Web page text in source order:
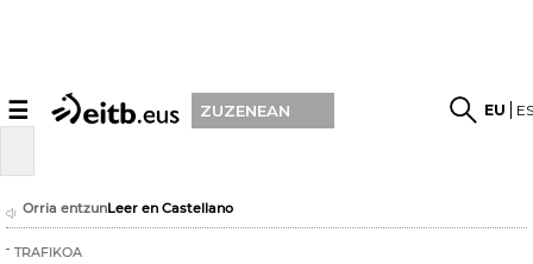
☰ ZUZENEAN EU
Orria entzunLeer en Castellano
TRAFIKOA